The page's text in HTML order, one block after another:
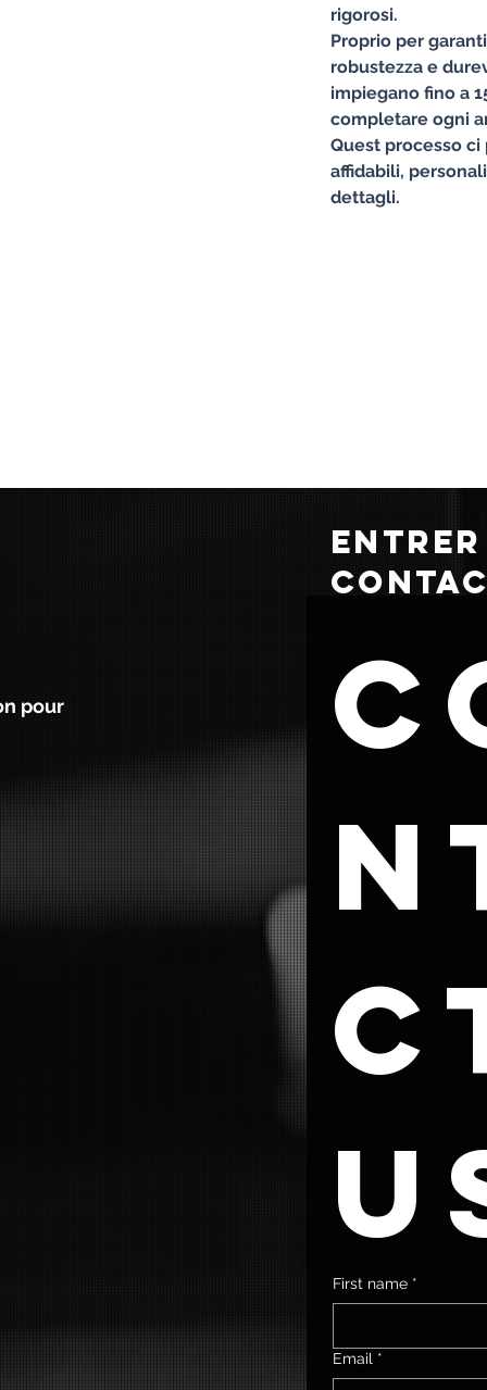
rigorosi.
Proprio per
robustezza e
impiegano fino a
completare ogni
Quest processo
affidabili,
dettagli.
pour
First name *
Email *